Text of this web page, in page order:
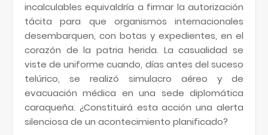
incalculables equivaldría a firmar la autorización
tácita para que organismos internacionales
desembarquen, con botas y expedientes, en el
corazón de la patria herida. La casualidad se
viste de uniforme cuando, días antes del suceso
telúrico, se realizó simulacro aéreo y de
evacuación médica en una sede diplomática
caraqueña. ¿Constituirá esta acción una alerta
silenciosa de un acontecimiento planificado?